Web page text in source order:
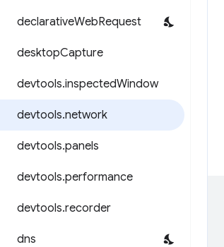
declarativeWebRequest
desktopCapture
devtools.inspectedWindow
devtools.network
devtools.panels
devtools.performance
devtools.recorder
dns